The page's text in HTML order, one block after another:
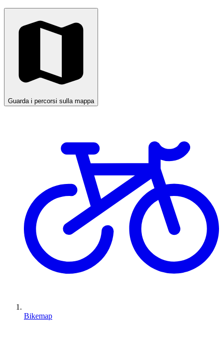
Guarda i percorsi sulla mappa
Bikemap